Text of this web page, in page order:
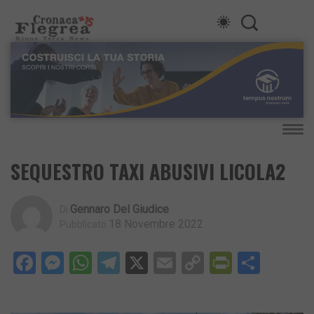
SEQUESTRO TAXI ABUSIVI LICOLA2
Gennaro Del Giudice
18 Novembre 2022
Facebook
Messenger
WhatsApp
Telegram
X EmailCopy